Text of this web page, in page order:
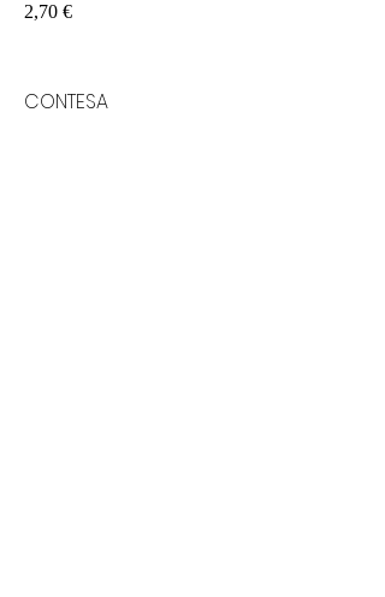
2,70 €
CONTESA